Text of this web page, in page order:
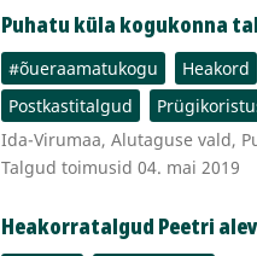
Puhatu küla kogukonna
#õueraamatukogu Heakord
Postkastitalgud
Ida-Virumaa, Alutaguse vald,
Talgud toimusid 04. mai 2019
Heakorratalgud Peetri